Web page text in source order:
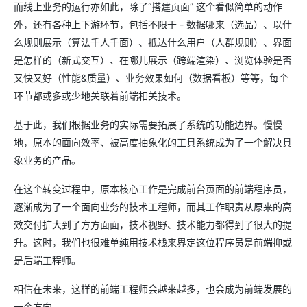
而线上业务的运行亦如此，除了“搭建页面” 这个看似简单的动作
外，还有各种上下游环节，包括不限于 - 数据哪来（选品）、以什
么规则展示（算法千人千面）、抵达什么用户（人群规则）、界面
是怎样的（新式交互）、在哪儿展示（跨端渲染）、浏览体验是否
又快又好（性能&质量）、业务效果如何（数据看板）等等，每个
环节都或多或少地关联着前端相关技术。
基于此，我们根据业务的实际需要拓展了系统的功能边界。慢慢
地，原本的面向效率、被高度抽象化的工具系统成为了一个解决具
象业务的产品。
在这个转变过程中，原本核心工作是完成前台页面的前端程序员，
逐渐成为了一个面向业务的技术工程师，而其工作职责从原来的高
效交付扩大到了方方面面，技术视野、技术能力都得到了很大的提
升。这时，我们也很难单纯用技术栈来界定这位程序员是前端抑或
是后端工程师。
相信在未来，这样的前端工程师会越来越多，也会成为前端发展的